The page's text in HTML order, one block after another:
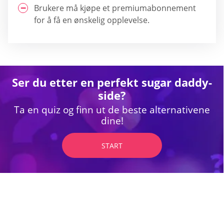
Brukere må kjøpe et premiumabonnement
for å få en ønskelig opplevelse.
Ser du etter en perfekt sugar daddy-
side?
Ta en quiz og finn ut de beste alternativene
dine!
START